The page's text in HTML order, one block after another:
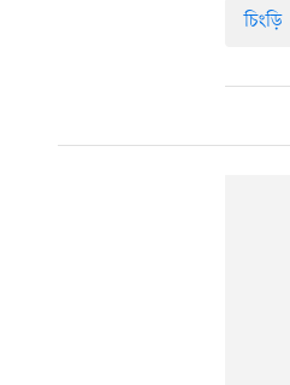
চিংড়ি